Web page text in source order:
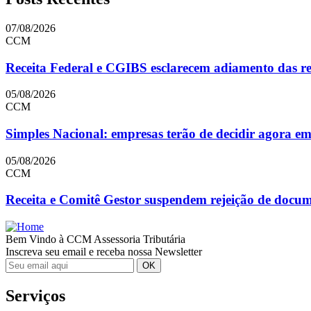
07/08/2026
CCM
Receita Federal e CGIBS esclarecem adiamento das
05/08/2026
CCM
Simples Nacional: empresas terão de decidir agora
05/08/2026
CCM
Receita e Comitê Gestor suspendem rejeição de
Bem Vindo à CCM Assessoria Tributária
Inscreva seu email e receba nossa Newsletter
Serviços